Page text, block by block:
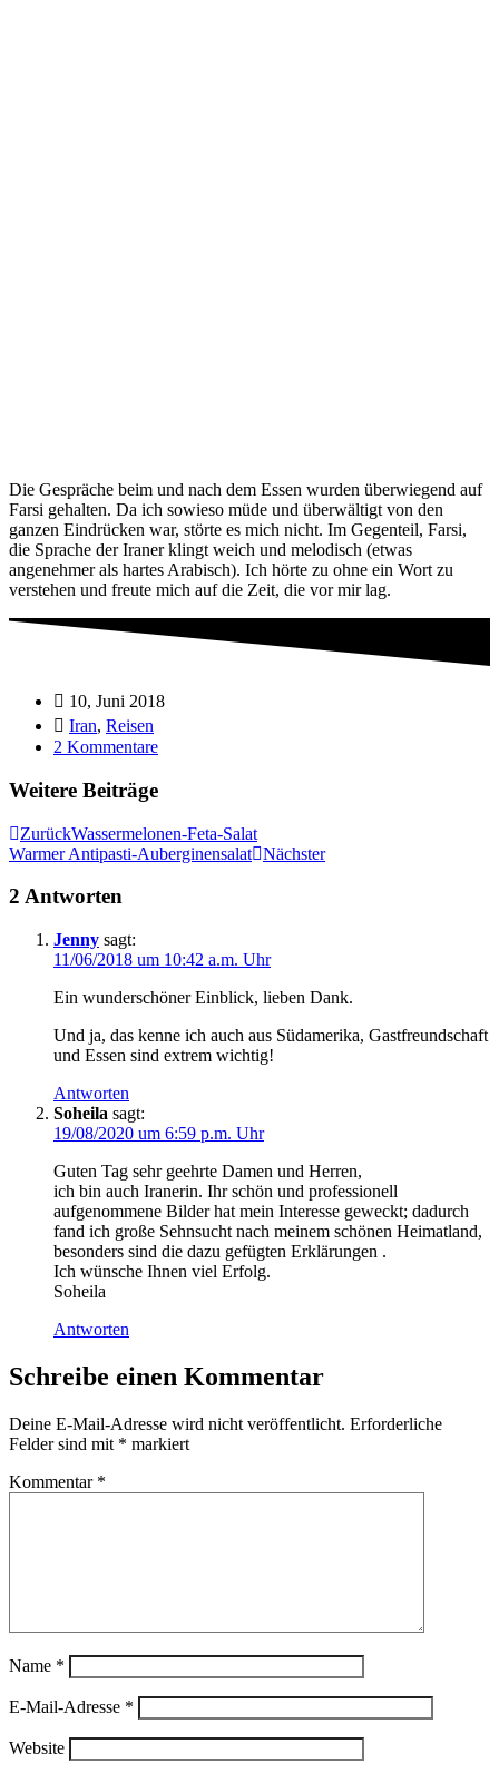
Die Gespräche beim und nach dem Essen wurden überwiegend auf
Farsi gehalten. Da ich sowieso müde und überwältigt von den
ganzen Eindrücken war, störte es mich nicht. Im Gegenteil, Farsi,
die Sprache der Iraner klingt weich und melodisch (etwas
angenehmer als hartes Arabisch). Ich hörte zu ohne ein Wort zu
verstehen und freute mich auf die Zeit, die vor mir lag.
10, Juni 2018
Iran, Reisen
2 Kommentare
Weitere Beiträge
ZurückWassermelonen-Feta-Salat
Warmer Antipasti-Auberginensalat Nächster
2 Antworten
Jenny sagt:
11/06/2018 um 10:42 a.m. Uhr
Ein wunderschöner Einblick, lieben Dank.
Und ja, das kenne ich auch aus Südamerika, Gastfreundschaft
und Essen sind extrem wichtig!
Antworten
Soheila sagt:
19/08/2020 um 6:59 p.m. Uhr
Guten Tag sehr geehrte Damen und Herren,
ich bin auch Iranerin. Ihr schön und professionell
aufgenommene Bilder hat mein Interesse geweckt; dadurch
fand ich große Sehnsucht nach meinem schönen Heimatland,
besonders sind die dazu gefügten Erklärungen .
Ich wünsche Ihnen viel Erfolg.
Soheila
Antworten
Schreibe einen Kommentar
Deine E-Mail-Adresse wird nicht veröffentlicht. Erforderliche
Felder sind mit * markiert
Kommentar *
Name *
E-Mail-Adresse *
Website